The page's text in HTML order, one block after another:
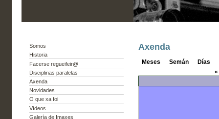
Somos
Historia
Facerse regueifeir@
Disciplinas paralelas
Axenda
Novidades
O que xa foi
Vídeos
Galería de Imaxes
Axenda
Meses Semán Días
«